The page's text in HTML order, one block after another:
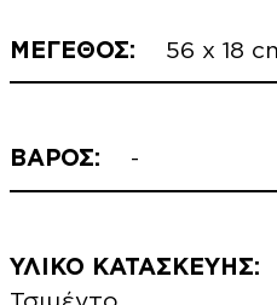
ΜΕΓΕΘΟΣ: 56 x 18
ΒΑΡΟΣ: -
ΥΛΙΚΟ ΚΑΤΑΣΚΕΥΗΣ: